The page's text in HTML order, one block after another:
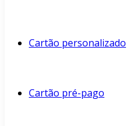
Cartão personalizado
Cartão pré-pago